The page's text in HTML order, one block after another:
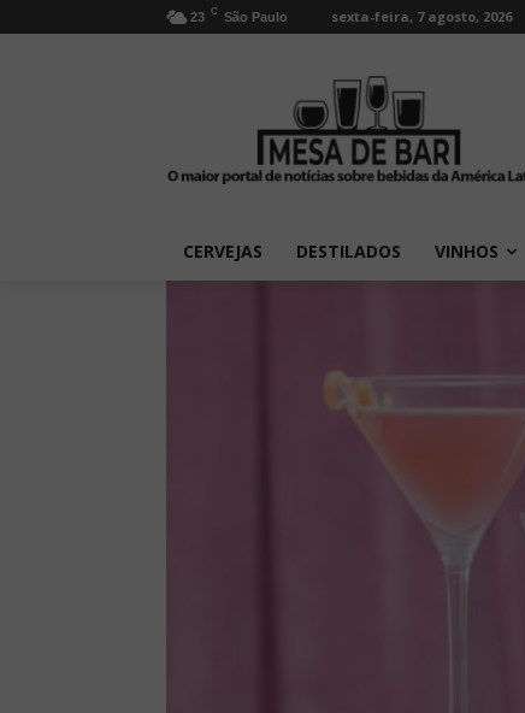
23 C São Paulo sexta-feira, 7 agosto, 2026
CERVEJAS DESTILADOS VINHOS